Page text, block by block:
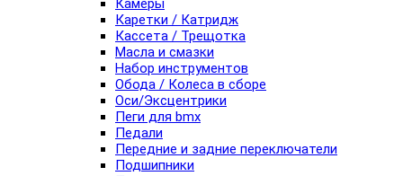
Камеры
Каретки / Катридж
Кассета / Трещотка
Масла и смазки
Набор инструментов
Обода / Колеса в сборе
Оси/Эксцентрики
Пеги для bmx
Педали
Передние и задние переключатели
Подшипники